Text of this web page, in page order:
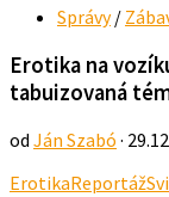
Správy /
Erotika na
tabuizovaná
od Ján Szabó ·
ErotikaReportáž